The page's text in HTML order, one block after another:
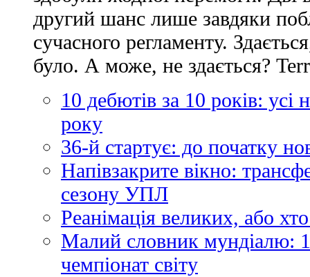
другий шанс лише завдяки
сучасного регламенту.
було. А може, не здається?
10 дебютів за 10 років:
року
36-й стартує: до початку
Напівзакрите вікно:
сезону УПЛ
Реанімація великих, або
Малий словник мундіалю:
чемпіонат світу